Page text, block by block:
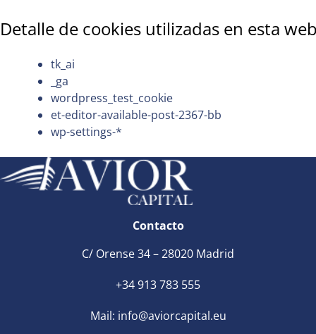
Detalle de cookies utilizadas en esta
tk_ai
_ga
wordpress_test_cookie
et-editor-available-post-2367-bb
wp-settings-*
Contacto
C/ Orense 34 – 28020 Madrid
+34 913 783 555
Mail: info@aviorcapital.eu